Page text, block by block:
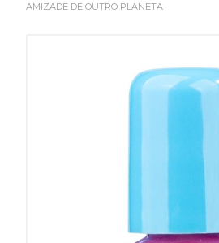
AMIZADE DE OUTRO PLANETA